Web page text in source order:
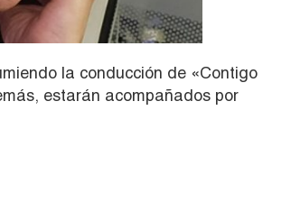
la conducción de «Contigo
estarán acompañados por